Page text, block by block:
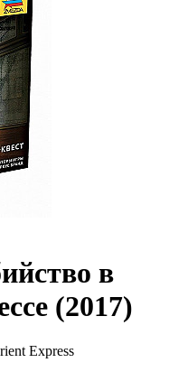
в
(2017)
Express